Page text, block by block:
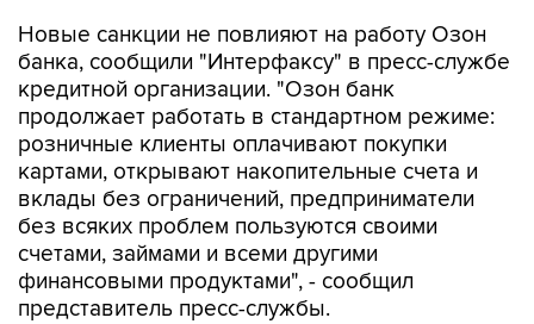
Новые санкции не повлияют на работу Озон
банка, сообщили "Интерфаксу" в пресс-службе
кредитной организации. "Озон банк
продолжает работать в стандартном режиме:
розничные клиенты оплачивают покупки
картами, открывают накопительные счета и
вклады без ограничений, предприниматели
без всяких проблем пользуются своими
счетами, займами и всеми другими
финансовыми продуктами", - сообщил
представитель пресс-службы.